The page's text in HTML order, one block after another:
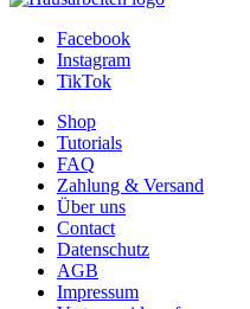
Facebook
Instagram
TikTok
Shop
Tutorials
FAQ
Zahlung & Versand
Über uns
Contact
Datenschutz
AGB
Impressum